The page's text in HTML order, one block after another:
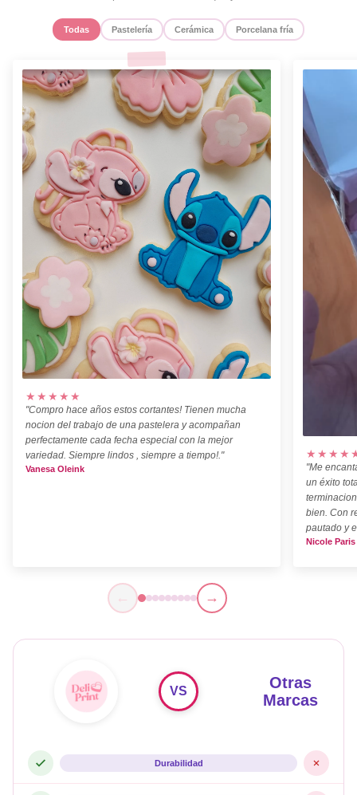
Todas Pastelería Cerámica Porcelana fría
★★★★★
"Compro hace años estos cortantes! Tienen mucha
nocion del trabajo de una pastelera y acompañan
perfectamente cada fecha especial con la mejor
variedad. Siempre lindos , siempre a tiempo!."
Vanesa Oleink
"Me
un éxito
bien. Con
pautado y
Nicole Paris
← →
Otras
Marcas
VS
Durabilidad